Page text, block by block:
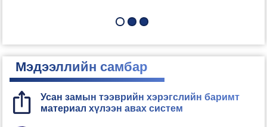
Мэдээллийн самбар
Усан замын тээврийн хэрэгслийн баримт
материал хүлээн авах систем